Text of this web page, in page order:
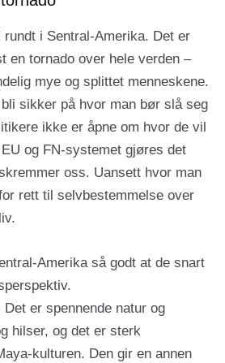
i Sentral-Amerika. Det er
en tornado over hele verden –
mye og splittet menneskene.
sikker på hvor man bør slå seg
ikke er åpne om hvor de vil
og FN-systemet gjøres det
oss. Uansett hvor man
rett til selvbestemmelse over
Amerika så godt at de snart
er spennende natur og
hilser, og det er sterk
kulturen. Den gir en annen